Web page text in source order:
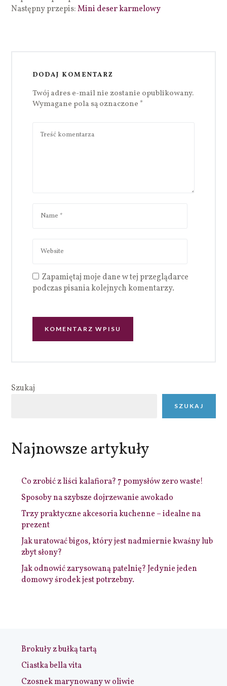
Następny przepis:Mini deser karmelowy
DODAJ KOMENTARZ
Twój adres e-mail nie zostanie opublikowany.
Wymagane pola są oznaczone *
Zapamiętaj moje dane w tej przeglądarce
podczas pisania kolejnych komentarzy.
Szukaj
SZUKAJ
Najnowsze artykuły
Co zrobić z liści kalafiora? 7 pomysłów zero waste!
Sposoby na szybsze dojrzewanie awokado
Trzy praktyczne akcesoria kuchenne – idealne na
prezent
Jak uratować bigos, który jest nadmiernie kwaśny lub
zbyt słony?
Jak odnowić zarysowaną patelnię? Jedynie jeden
domowy środek jest potrzebny.
Brokuły z bułką tartą
Ciastka bella vita
Czosnek marynowany w oliwie